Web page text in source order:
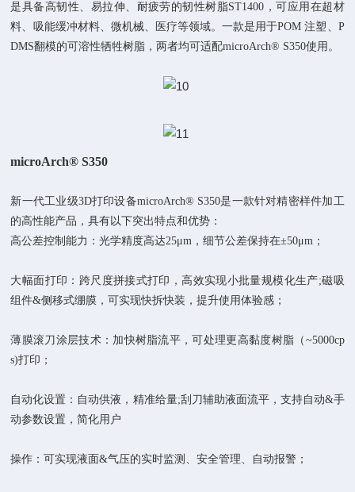
是具备高韧性、易拉伸、耐疲劳的韧性树脂ST1400，可应用在超材
料、吸能缓冲材料、微机械、医疗等领域。一款是用于POM 注塑、P
DMS翻模的可溶性牺牲树脂，两者均可适配microArch® S350使用。
microArch® S350
新一代工业级3D打印设备microArch® S350是一款针对精密样件加工
的高性能产品，具有以下突出特点和优势：
高公差控制能力 ：光学精度高达25μm，细节公差保持在±50μm ；
大幅面打印 ： 跨尺度拼接式打印，高效实现小批量规模化生产;磁吸
组件&侧移式绷膜，可实现快拆快装，提升使用体验感 ；
薄膜滚刀涂层技术： 加快树脂流平，可处理更高黏度树脂（~5000cp
s)打印 ；
自动化设置 ： 自动供液，精准给量;刮刀辅助液面流平，支持自动&手
动参数设置，简化用户
操作 ：可实现液面&气压的实时监测、安全管理、自动报警 ；